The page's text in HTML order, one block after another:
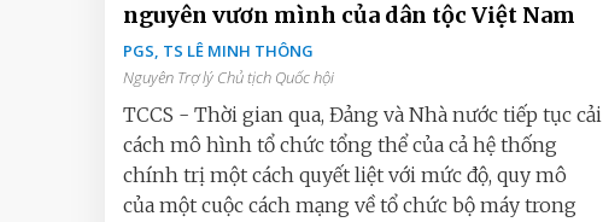
nguyên vươn mình của dân tộc Việt Nam
PGS, TS LÊ MINH THÔNG
Nguyên Trợ lý Chủ tịch Quốc hội
TCCS - Thời gian qua, Đảng và Nhà nước tiếp tục cải
cách mô hình tổ chức tổng thể của cả hệ thống
chính trị một cách quyết liệt với mức độ, quy mô
của một cuộc cách mạng về tổ chức bộ máy trong